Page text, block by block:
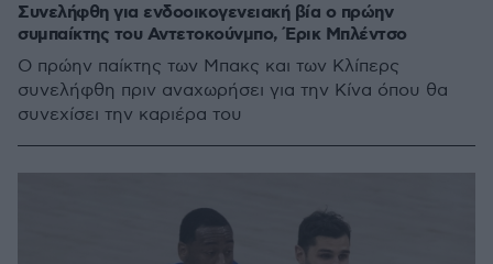
Συνελήφθη για ενδοοικογενειακή βία o πρώην
συμπαίκτης του Αντετοκούνμπο, Έρικ Μπλέντσο
Ο πρώην παίκτης των Μπακς και των Κλίπερς
συνελήφθη πριν αναχωρήσει για την Κίνα όπου θα
συνεχίσει την καριέρα του